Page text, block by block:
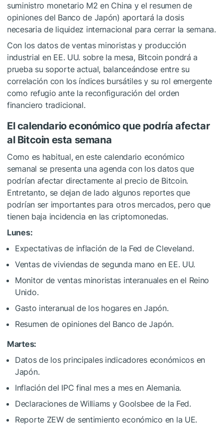
suministro monetario M2 en China y el resumen de
opiniones del Banco de Japón) aportará la dosis
necesaria de liquidez internacional para cerrar la semana.
Con los datos de ventas minoristas y producción
industrial en EE. UU. sobre la mesa, Bitcoin pondrá a
prueba su soporte actual, balanceándose entre su
correlación con los índices bursátiles y su rol emergente
como refugio ante la reconfiguración del orden
financiero tradicional.
El calendario económico que podría afectar
al Bitcoin esta semana
Como es habitual, en este calendario económico
semanal se presenta una agenda con los datos que
podrían afectar directamente al precio de Bitcoin.
Entretanto, se dejan de lado algunos reportes que
podrían ser importantes para otros mercados, pero que
tienen baja incidencia en las criptomonedas.
Lunes:
Expectativas de inflación de la Fed de Cleveland.
Ventas de viviendas de segunda mano en EE. UU.
Monitor de ventas minoristas interanuales en el Reino
Unido.
Gasto interanual de los hogares en Japón.
Resumen de opiniones del Banco de Japón.
Martes:
Datos de los principales indicadores económicos en
Japón.
Inflación del IPC final mes a mes en Alemania.
Declaraciones de Williams y Goolsbee de la Fed.
Reporte ZEW de sentimiento económico en la UE.